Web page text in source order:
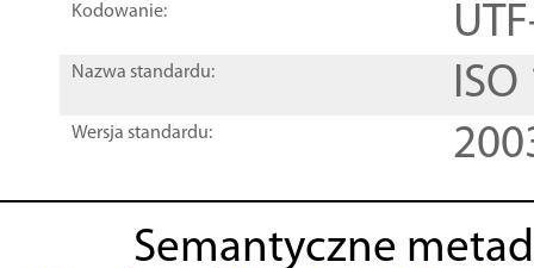
Kodowanie:
Nazwa standardu:
Wersja standardu:
Semantyczne